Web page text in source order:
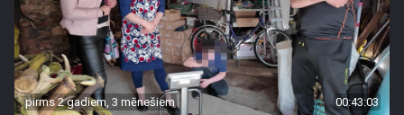
pirms 2 gadiem, 3 mēnešiem 00:43:03